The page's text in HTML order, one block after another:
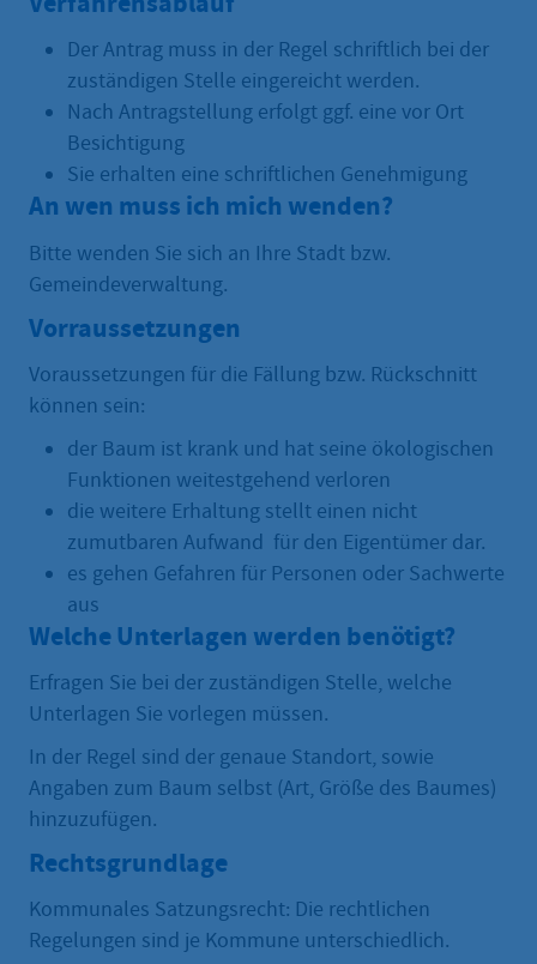
Der Antrag muss in der Regel schriftlich bei der
zuständigen Stelle eingereicht werden.
Nach Antragstellung erfolgt ggf. eine vor Ort
Besichtigung
Sie erhalten eine schriftlichen Genehmigung
An wen muss ich mich wenden?
Bitte wenden Sie sich an Ihre Stadt bzw.
Gemeindeverwaltung.
Vorraussetzungen
Voraussetzungen für die Fällung bzw. Rückschnitt
können sein:
der Baum ist krank und hat seine ökologischen
Funktionen weitestgehend verloren
die weitere Erhaltung stellt einen nicht
zumutbaren Aufwand für den Eigentümer dar.
es gehen Gefahren für Personen oder Sachwerte
aus
Welche Unterlagen werden benötigt?
Erfragen Sie bei der zuständigen Stelle, welche
Unterlagen Sie vorlegen müssen.
In der Regel sind der genaue Standort, sowie
Angaben zum Baum selbst (Art, Größe des Baumes)
hinzuzufügen.
Rechtsgrundlage
Kommunales Satzungsrecht: Die rechtlichen
Regelungen sind je Kommune unterschiedlich.